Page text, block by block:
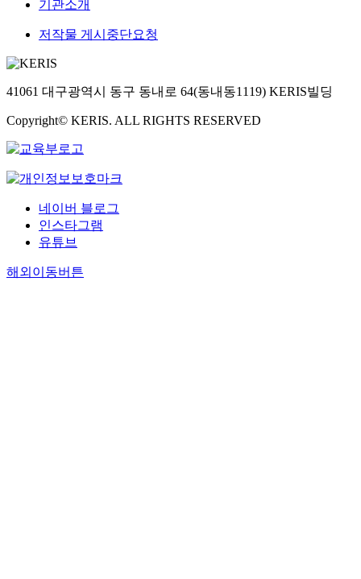
기관소개
저작물 게시중단요청
41061 대구광역시 동구 동내로 64(동내동1119) KERIS빌딩
Copyright© KERIS. ALL RIGHTS RESERVED
네이버 블로그
인스타그램
유튜브
해외이동버튼